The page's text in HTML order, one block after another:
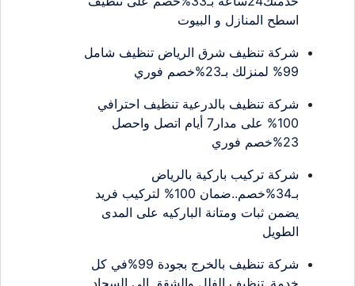
اسطح المنازل و البيوت
شركة تنظيف شرق الرياض تنظيف شامل
99% لمنزلك بـ23%خصم فوري
شركة تنظيف بالدرعية تنظيف احترافي
100% على مدار7 أيام اتصل واحصل
23%خصم فوري
شركة تركيب باركية بالرياض
بـ34%خصم..ضمان 100% لتركيب فريد
يضمن ثبات ومتانة الباركيه على المدى
الطويل
شركة تنظيف بالخرج بجودة 99%في كل